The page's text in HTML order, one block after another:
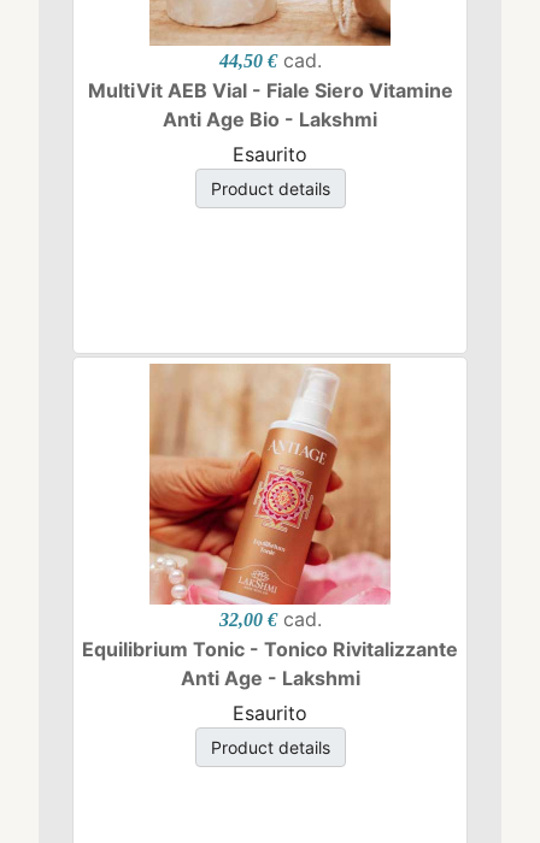
44,50 € cad.
MultiVit AEB Vial - Fiale Siero Vitamine
Anti Age Bio - Lakshmi
Esaurito
Product details
32,00 € cad.
Equilibrium Tonic - Tonico Rivitalizzante
Anti Age - Lakshmi
Esaurito
Product details